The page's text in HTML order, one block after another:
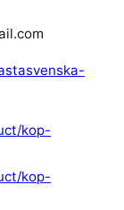
kop-
kop-